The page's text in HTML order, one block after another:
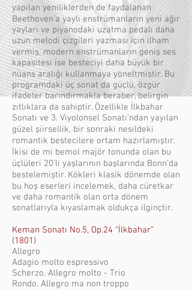
yapılan yeniliklerden de faydalanan
Beethoven’a yaylı enstrümanların yeni ağır
yayları ve piyanodaki uzatma pedalı daha
uzun melodi çizgileri yazması için ilham
vermiş, modern enstrümanların geniş ses
kapasitesi ise besteciyi daha büyük bir
nüans aralığı kullanmaya yöneltmiştir. Bu
programdaki üç sonat da güçlü, özgür
ifadeler barındırmakla beraber, belirgin
zıtlıklara da sahiptir. Özellikle İlkbahar
Sonatı ve 3. Viyolonsel Sonatı’ndan yayılan
güzel şiirsellik, bir sonraki nesildeki
romantik bestecilere ortam hazırlamıştır.
İkisi de mi bemol majör tonunda olan bu
üçlüleri 20’li yaşlarının başlarında Bonn’da
bestelemiştir. Kökleri klasik dönemde olan
bu hoş eserleri incelemek, daha cüretkar
ve daha romantik olan orta dönem
sonatlarıyla kıyaslamak oldukça ilginçtir.
Keman Sonatı No.5, Op.24 “İlkbahar”
(1801)
Allegro
Adagio molto espressivo
Scherzo. Allegro molto - Trio
Rondo. Allegro ma non troppo